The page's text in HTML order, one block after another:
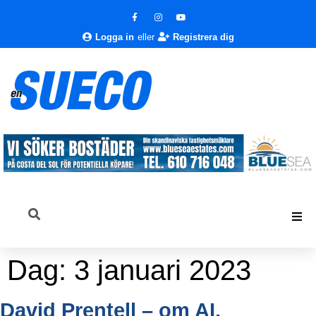
Logga in eller Registrera dig
Dag: 3 januari 2023
David Prentell – om AI,